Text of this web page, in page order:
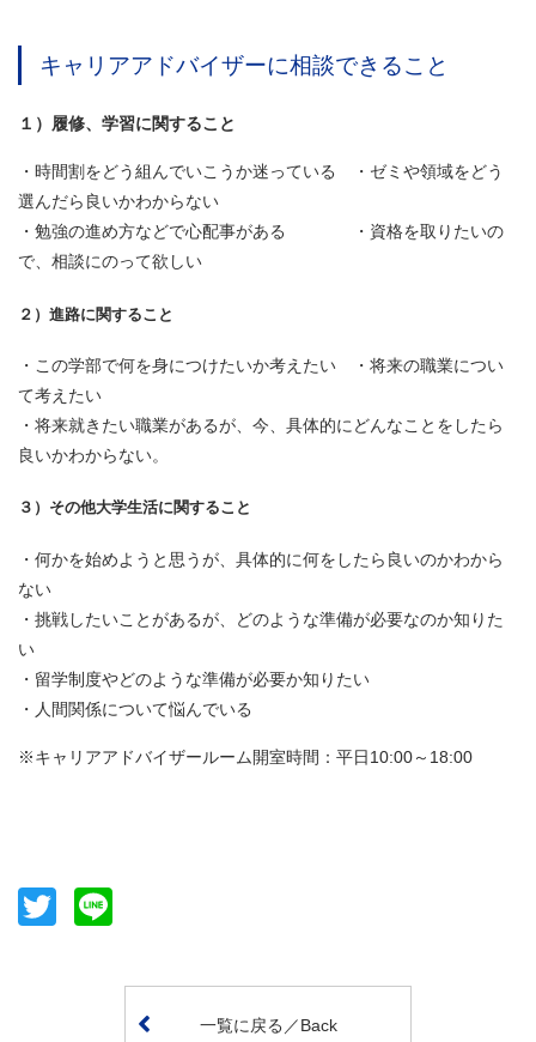
キャリアアドバイザーに相談できること
１）履修、学習に関すること
・時間割をどう組んでいこうか迷っている ・ゼミや領域をどう
選んだら良いかわからない
・勉強の進め方などで心配事がある ・資格を取りたいの
で、相談にのって欲しい
２）進路に関すること
・この学部で何を身につけたいか考えたい ・将来の職業につい
て考えたい
・将来就きたい職業があるが、今、具体的にどんなことをしたら
良いかわからない。
３）その他大学生活に関すること
・何かを始めようと思うが、具体的に何をしたら良いのかわから
ない
・挑戦したいことがあるが、どのような準備が必要なのか知りた
い
・留学制度やどのような準備が必要か知りたい
・人間関係について悩んでいる
※キャリアアドバイザールーム開室時間：平日10:00～18:00
Twitter
一覧に戻る／Back